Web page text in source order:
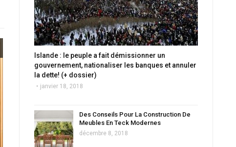
Islande : le peuple a fait démissionner un
gouvernement, nationaliser les banques et annuler
la dette! (+ dossier)
janvier 18, 2018
Des Conseils Pour La Construction De
Meubles En Teck Modernes
décembre 8, 2018